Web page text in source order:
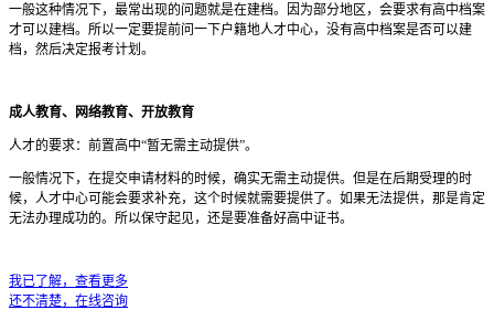
一般这种情况下，最常出现的问题就是在建档。因为部分地区，会要求有高中档案
才可以建档。所以一定要提前问一下户籍地人才中心，没有高中档案是否可以建
档，然后决定报考计划。
成人教育、网络教育、开放教育
人才的要求：前置高中“暂无需主动提供”。
一般情况下，在提交申请材料的时候，确实无需主动提供。但是在后期受理的时
候，人才中心可能会要求补充，这个时候就需要提供了。如果无法提供，那是肯定
无法办理成功的。所以保守起见，还是要准备好高中证书。
我已了解，查看更多
还不清楚，在线咨询